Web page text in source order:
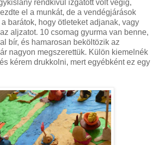
rendkívül izgatott volt végig,
el a munkát, de a vendégjárások
barátok, hogy ötleteket adjanak, vagy
aljzatot. 10 csomag gyurma van benne,
bír, és hamarosan beköltözik az
nagyon megszerettük. Külön kiemelnék
kérem drukkolni, mert egyébként ez egy